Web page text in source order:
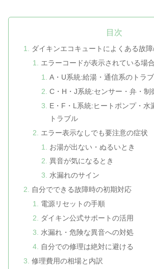
目次
ダイキンエコキュートによくある故
エラーコードが表示されている場合
A・U系統:給湯・通信系のトラ
C・H・J系統:センサー・弁・制
E・F・L系統:ヒートポンプ・水
トラブル
エラー表示なしでも要注意の症状
お湯が出ない・ぬるいとき
異音が気になるとき
水漏れのサイン
自分でできる故障時の初期対応
電源リセットの手順
ダイキン公式サポートの活用
水漏れ・危険な異音への対処
自分での修理は絶対に避ける
修理費用の相場と内訳